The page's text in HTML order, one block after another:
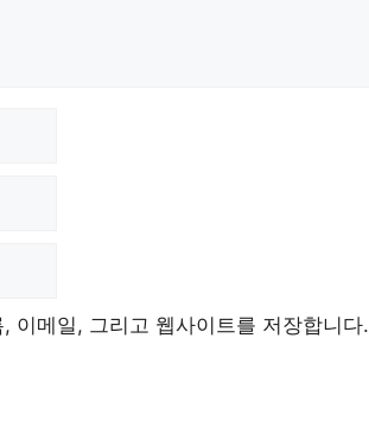
이메일, 그리고 웹사이트를 저장합니다.